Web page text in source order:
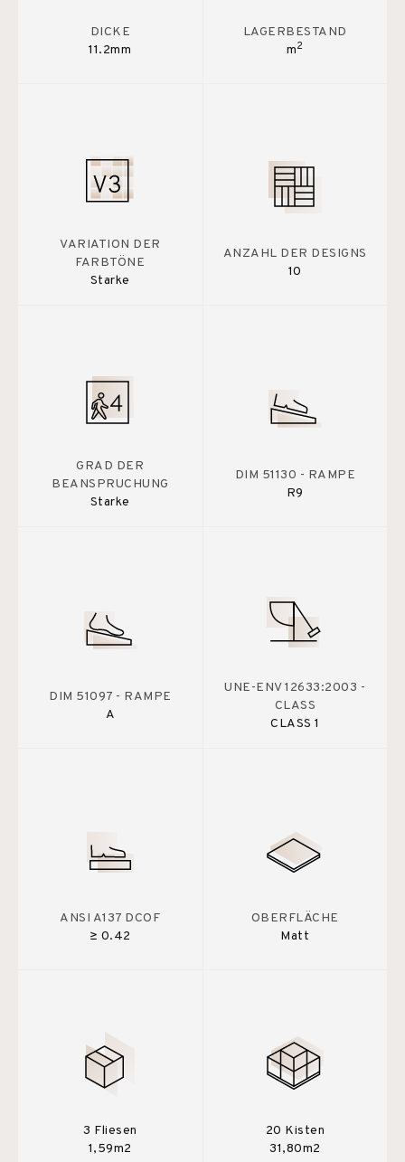
DICKE
11.2mm
LAGERBESTAND
m2
VARIATION DER
FARBTÖNE
Starke
ANZAHL DER DESIGNS
10
GRAD DER
BEANSPRUCHUNG
Starke
DIM 51130 - RAMPE
R9
DIM 51097 - RAMPE
A
UNE-ENV 12633:2003 -
CLASS
CLASS 1
ANSI A137 DCOF
≥ 0.42
OBERFLÄCHE
Matt
3 Fliesen
1,59m2
20 Kisten
31,80m2